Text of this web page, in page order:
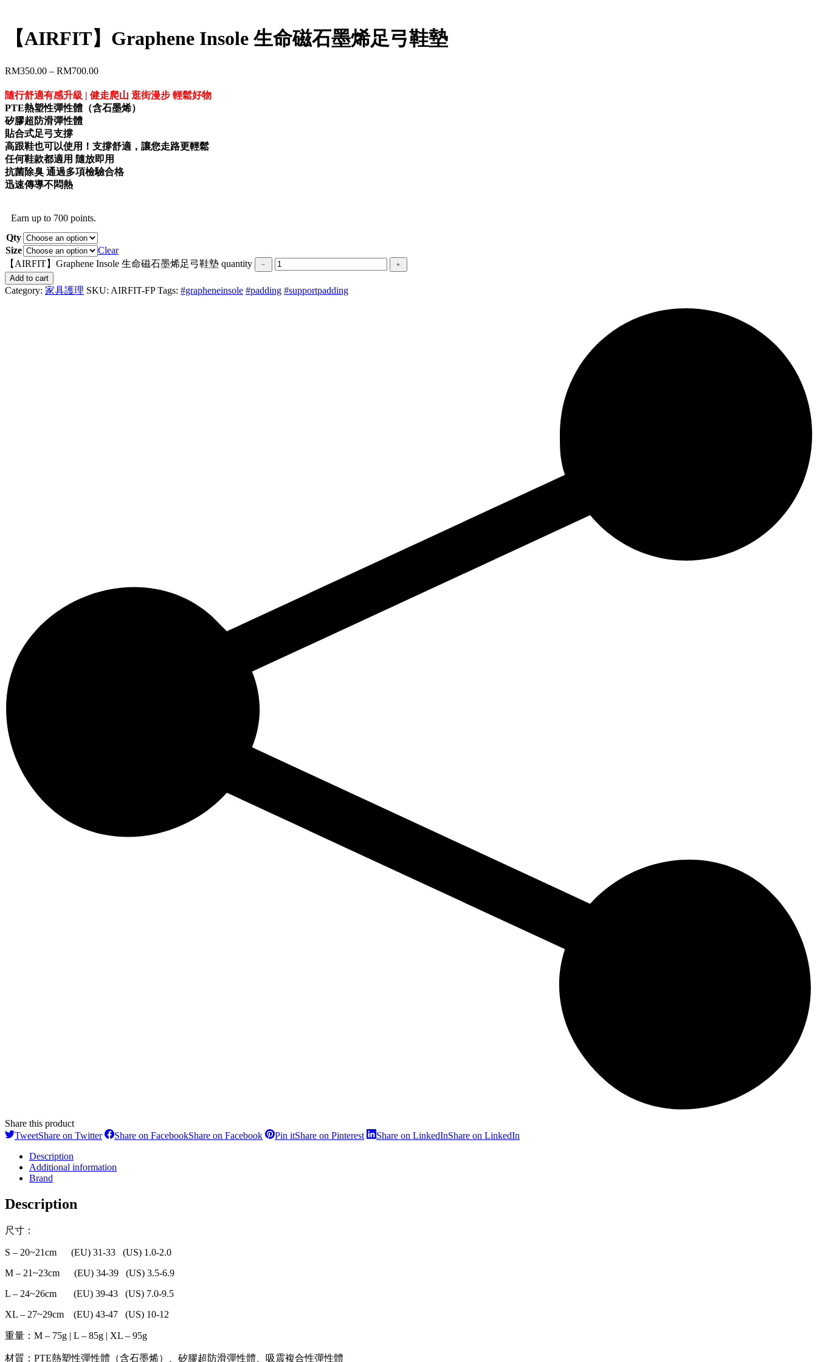
【AIRFIT】Graphene Insole 生命磁石墨烯足弓鞋墊
RM350.00 – RM700.00
隨行舒適有感升級 | 健走爬山 逛街漫步 輕鬆好物
PTE熱塑性彈性體（含石墨烯）
矽膠超防滑彈性體
貼合式足弓支撐
高跟鞋也可以使用！支撐舒適，讓您走路更輕鬆
任何鞋款都適用 隨放即用
抗菌除臭 通過多項檢驗合格
迅速傳導不悶熱
Earn up to 700 points.
Qty
Size
Clear
【AIRFIT】Graphene Insole 生命磁石墨烯足弓鞋墊 quantity
Add to cart
Category: 家具護理 SKU: AIRFIT-FP Tags: #grapheneinsole #padding #supportpadding
Share this product
TweetShare on Twitter Share on FacebookShare on Facebook Pin itShare on Pinterest Share on LinkedInShare on LinkedIn
Description
Additional information
Brand
Description
尺寸：
S – 20~21cm (EU) 31-33 (US) 1.0-2.0
M – 21~23cm (EU) 34-39 (US) 3.5-6.9
L – 24~26cm (EU) 39-43 (US) 7.0-9.5
XL – 27~29cm (EU) 43-47 (US) 10-12
重量：M – 75g | L – 85g | XL – 95g
材質：PTE熱塑性彈性體（含石墨烯）、矽膠超防滑彈性體、吸震複合性彈性體